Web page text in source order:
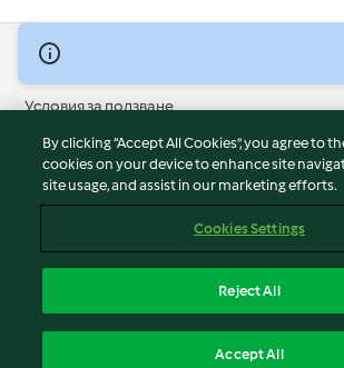
© Авторско право 2026
Условия за ползване
Политика за поверителност
Отказ от отговорност
Политика за поверителност
Докладвайте Съдържание
Декларация за достъпност
By clicking “Accept All Cookies”, you agree to
cookies on your device to enhance site
site usage, and assist in our marketing efforts.
Cookies Settings
Reject All
Accept All